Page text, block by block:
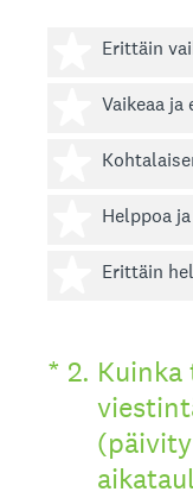
Erittäin
1
Vaikeaa ja
2
3
Helppoa
4
Erittäin
5
* 2.